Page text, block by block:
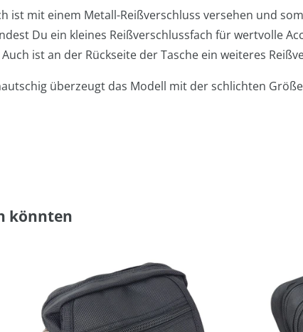
ist mit einem Metall-Reißverschluss versehen und
Du ein kleines Reißverschlussfach für wertvolle
ist an der Rückseite der Tasche ein weiteres
überzeugt das Modell mit der schlichten
könnten